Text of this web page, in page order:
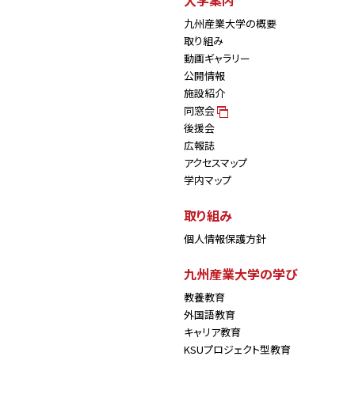
九州産業大学の概要
取り組み
動画ギャラリー
公開情報
施設紹介
同窓会
後援会
広報誌
アクセスマップ
学内マップ
取り組み
個人情報保護方針
九州産業大学の学び
教養教育
外国語教育
キャリア教育
KSUプロジェクト型教育